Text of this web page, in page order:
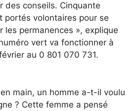
des conseils. Cinquante
portés volontaires pour se
les permanences », explique
vert va fonctionner à
au 0 801 070 731.
en main, un homme a-t-il voulu
? Cette femme a pensé